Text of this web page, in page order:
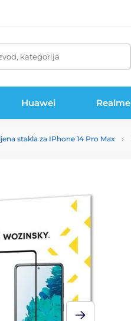
kategorija
Huawei Realme
stakla za IPhone 14 Pro Max